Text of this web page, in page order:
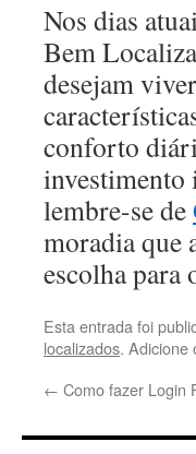
Nos dias
Bem
desejam
conforto
investimento
lembre-se de
moradia que
escolha para
Esta entrada foi
localizados. Adicione
← Como fazer Login